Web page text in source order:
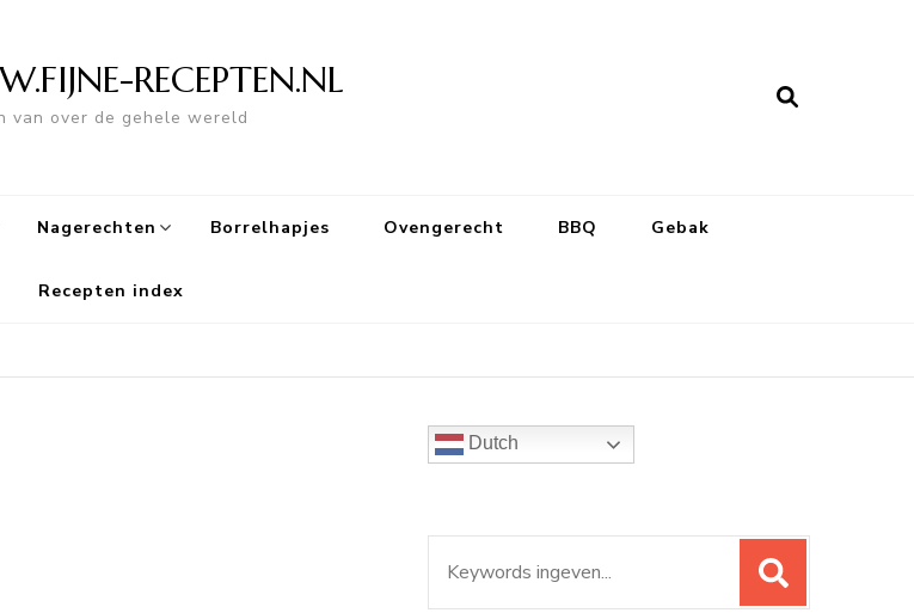
RECEPTEN.NL
van over de gehele wereld
Nagerechten Borrelhapjes Ovengerecht BBQ Gebak
Recepten index
Dutch
naar: